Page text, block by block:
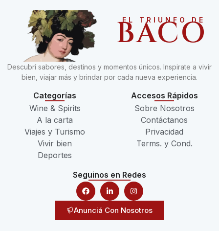
EL TRIUNFO DE
BACO
Descubrí sabores, destinos y momentos únicos. Inspirate a vivir
bien, viajar más y brindar por cada nueva experiencia.
Categorías
Wine & Spirits
A la carta
Viajes y Turismo
Vivir bien
Deportes
Accesos Rápidos
Sobre Nosotros
Contáctanos
Privacidad
Terms. y Cond.
Seguinos en Redes
Anunciá Con Nosotros